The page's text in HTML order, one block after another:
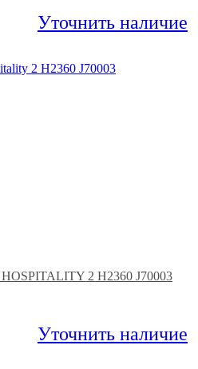
Уточнить наличие
2 H2360 J70003
Уточнить наличие